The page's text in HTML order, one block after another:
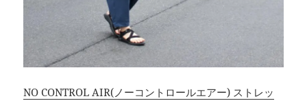
NO CONTROL AIR(ノーコントロールエアー) ストレッ